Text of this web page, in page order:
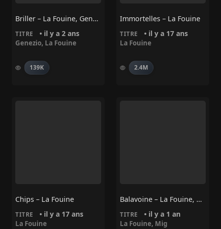
Briller – La Fouine, Genezio
TITRE • il y a 2 ans
Genezio, La Fouine
139K
Immortelles – La Fouine
TITRE • il y a 17 ans
La Fouine
2.4M
Chips – La Fouine
TITRE • il y a 17 ans
La Fouine
Balavoine – La Fouine, Mig
TITRE • il y a 1 an
La Fouine, Mig